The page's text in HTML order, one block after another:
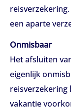
een aparte
Onmisbaar
Het afsluiten
eigenlijk
reisverzekering
vakantie